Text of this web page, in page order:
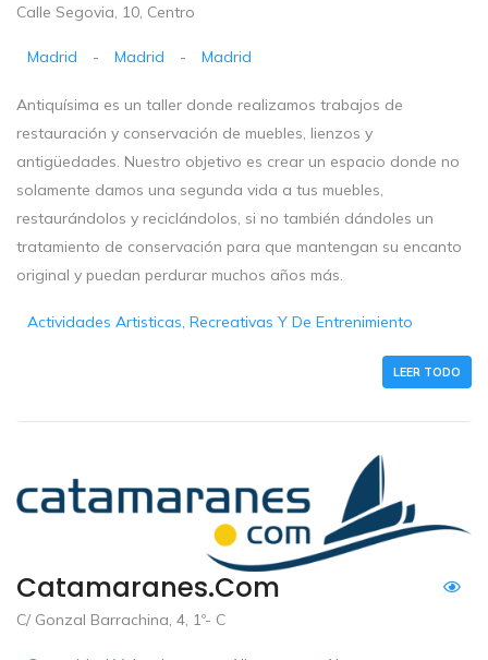
Calle Segovia, 10, Centro
Madrid - Madrid - Madrid
Antiquísima es un taller donde realizamos trabajos de
restauración y conservación de muebles, lienzos y
antigüedades. Nuestro objetivo es crear un espacio donde no
solamente damos una segunda vida a tus muebles,
restaurándolos y reciclándolos, si no también dándoles un
tratamiento de conservación para que mantengan su encanto
original y puedan perdurar muchos años más.
Actividades Artisticas, Recreativas Y De Entrenimiento
LEER TODO
Catamaranes.com
C/ Gonzal Barrachina, 4, 1º- C